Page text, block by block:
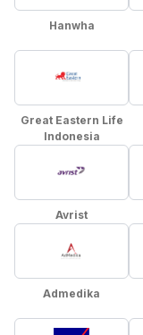
Hanwha
Great Eastern Life
Indonesia
Avrist
Admedika